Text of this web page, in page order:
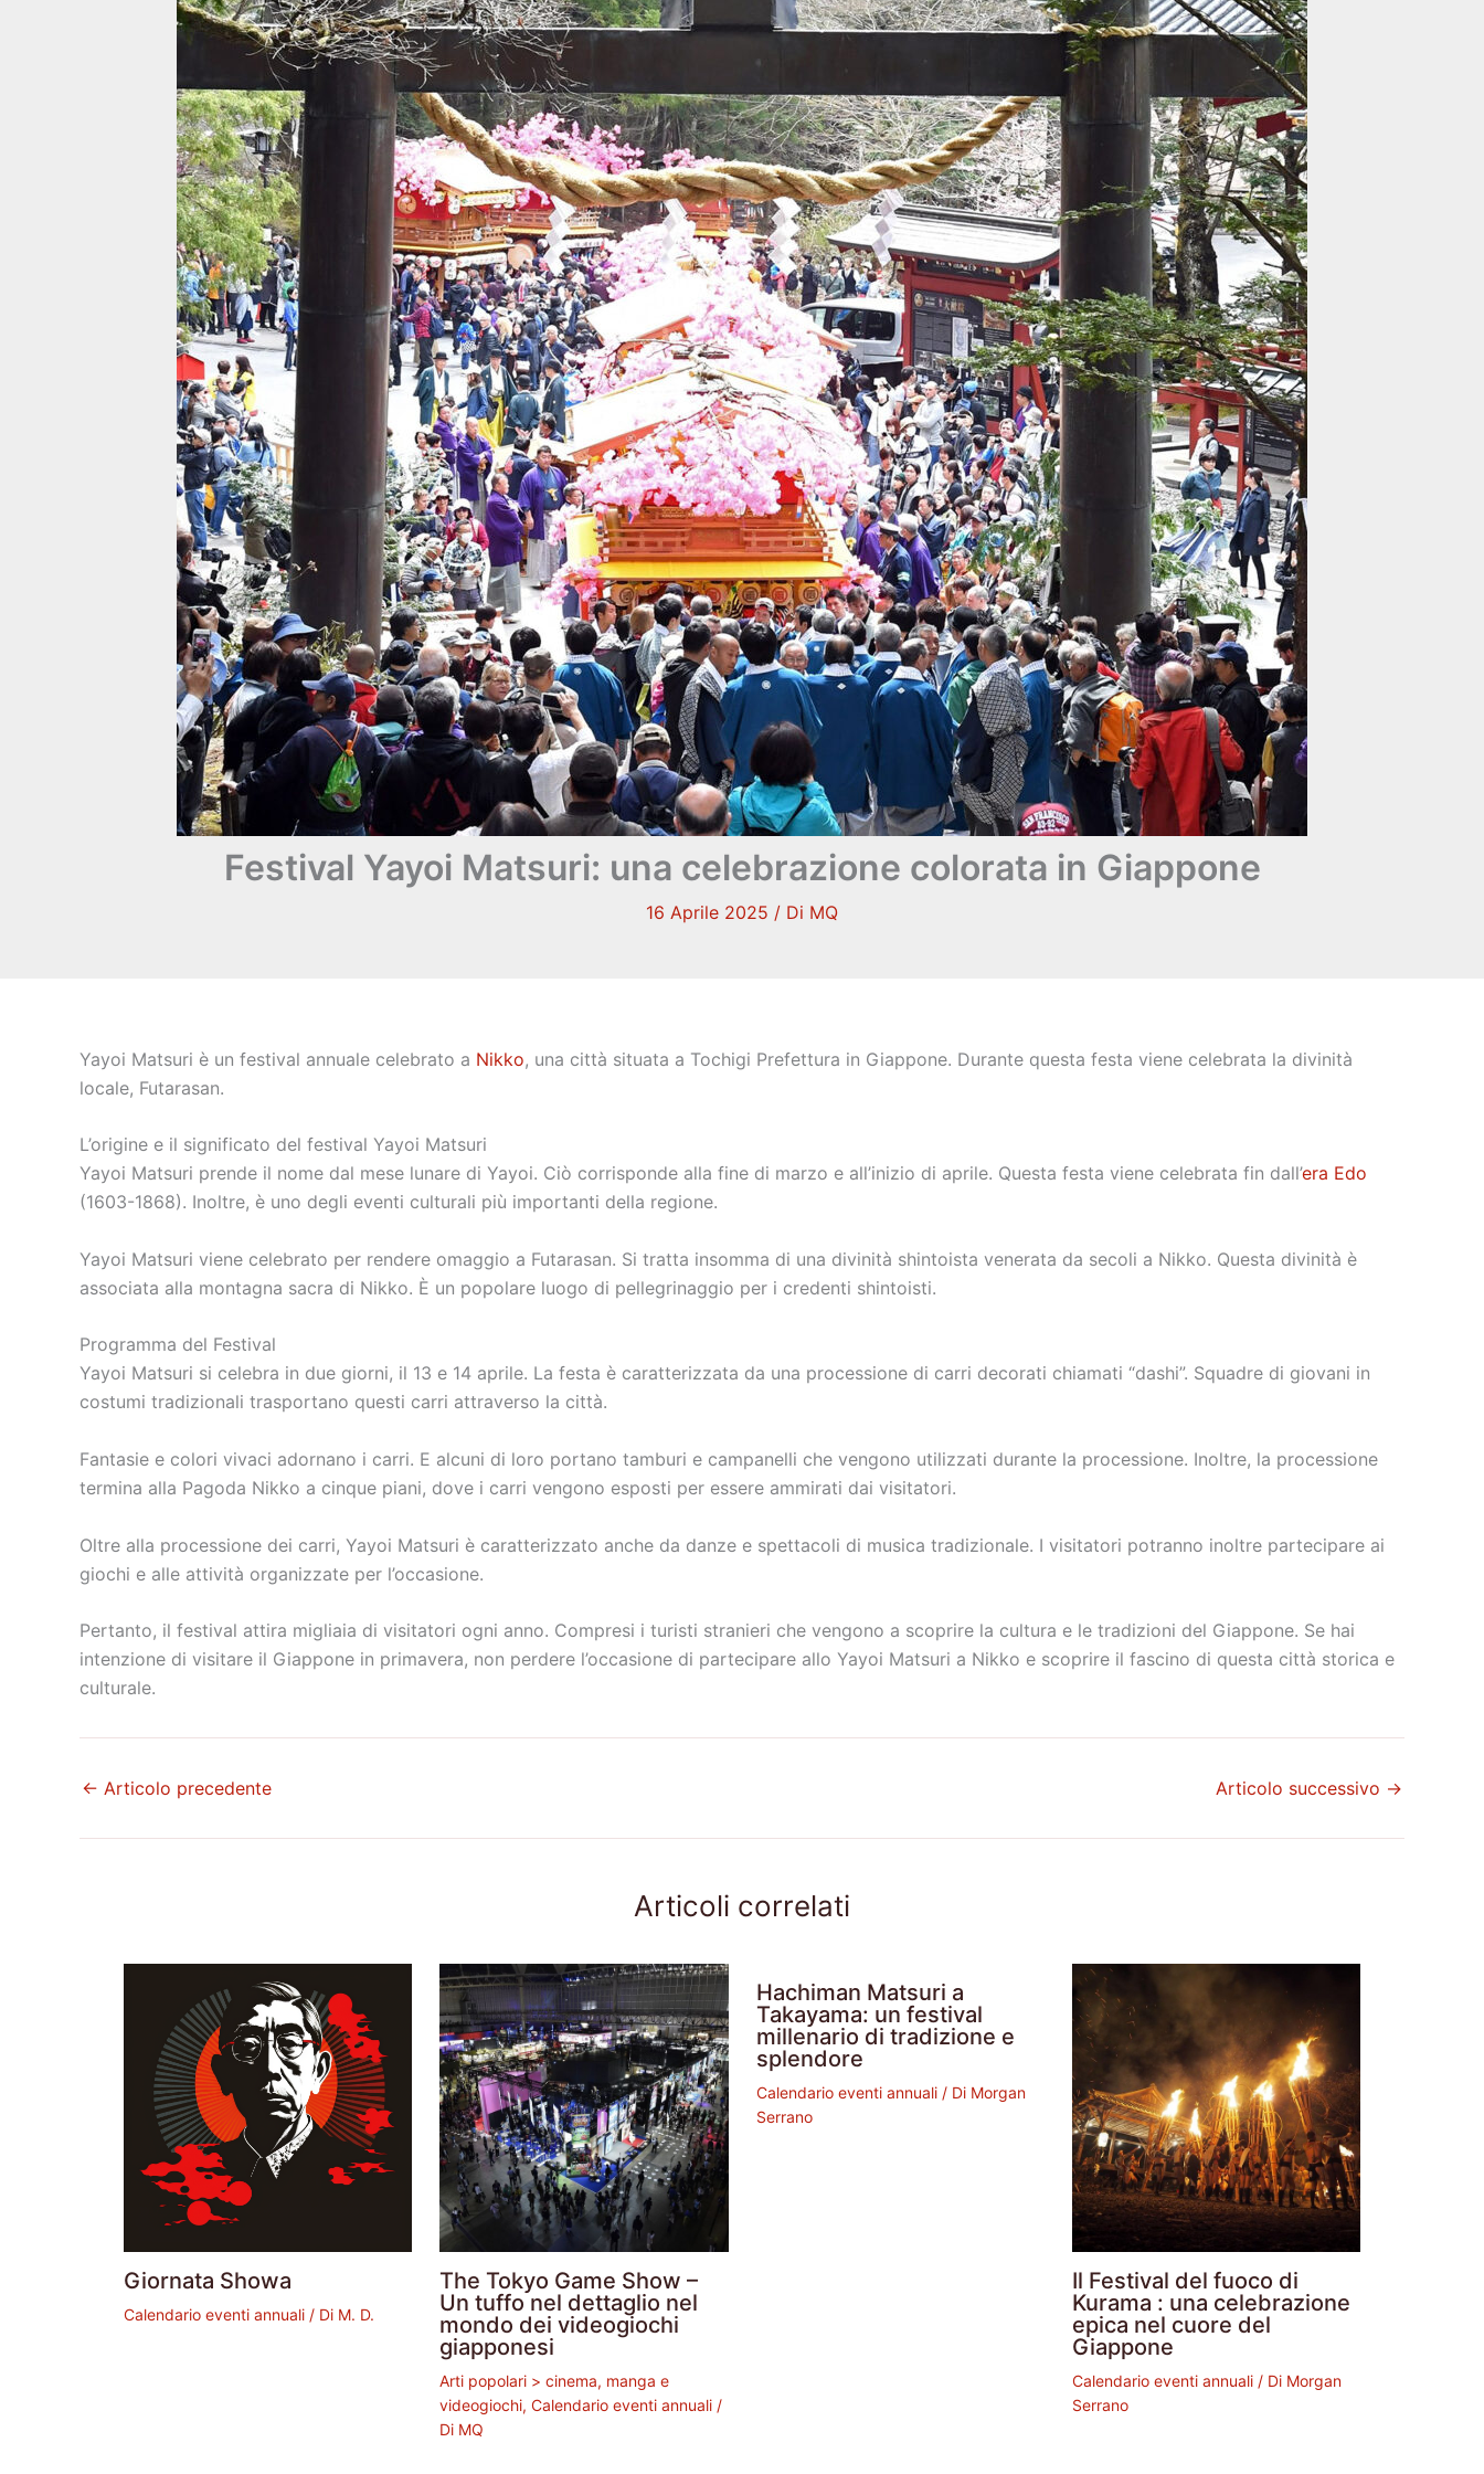
Festival Yayoi Matsuri: una celebrazione colorata in Giappone
16 Aprile 2025 / Di MQ
Yayoi Matsuri è un festival annuale celebrato a Nikko, una città situata a Tochigi Prefettura in Giappone. Durante questa festa viene celebrata la divinità
locale, Futarasan.
L’origine e il significato del festival Yayoi Matsuri
Yayoi Matsuri prende il nome dal mese lunare di Yayoi. Ciò corrisponde alla fine di marzo e all’inizio di aprile. Questa festa viene celebrata fin dall’era Edo
(1603-1868). Inoltre, è uno degli eventi culturali più importanti della regione.
Yayoi Matsuri viene celebrato per rendere omaggio a Futarasan. Si tratta insomma di una divinità shintoista venerata da secoli a Nikko. Questa divinità è
associata alla montagna sacra di Nikko. È un popolare luogo di pellegrinaggio per i credenti shintoisti.
Programma del Festival
Yayoi Matsuri si celebra in due giorni, il 13 e 14 aprile. La festa è caratterizzata da una processione di carri decorati chiamati “dashi”. Squadre di giovani in
costumi tradizionali trasportano questi carri attraverso la città.
Fantasie e colori vivaci adornano i carri. E alcuni di loro portano tamburi e campanelli che vengono utilizzati durante la processione. Inoltre, la processione
termina alla Pagoda Nikko a cinque piani, dove i carri vengono esposti per essere ammirati dai visitatori.
Oltre alla processione dei carri, Yayoi Matsuri è caratterizzato anche da danze e spettacoli di musica tradizionale. I visitatori potranno inoltre partecipare ai
giochi e alle attività organizzate per l’occasione.
Pertanto, il festival attira migliaia di visitatori ogni anno. Compresi i turisti stranieri che vengono a scoprire la cultura e le tradizioni del Giappone. Se hai
intenzione di visitare il Giappone in primavera, non perdere l’occasione di partecipare allo Yayoi Matsuri a Nikko e scoprire il fascino di questa città storica e
culturale.
← Articolo precedente Articolo successivo →
Articoli correlati
Giornata Showa
Calendario eventi annuali / Di M. D.
The Tokyo Game Show –
Un tuffo nel dettaglio nel
mondo dei videogiochi
giapponesi
Arti popolari > cinema, manga e
videogiochi,Calendario eventi annuali /
Di MQ
Hachiman Matsuri a
Takayama: un festival
millenario di tradizione e
splendore
Calendario eventi annuali/ Di Morgan
Serrano
Il Festival del fuoco di
Kurama : una celebrazione
epica nel cuore del
Giappone
Calendario eventi annuali/ Di Morgan
Serrano